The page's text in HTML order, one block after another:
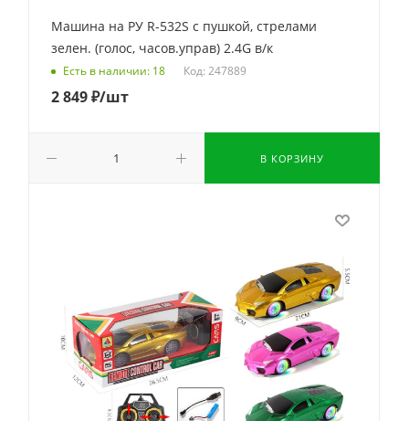
Машина на РУ R-532S с пушкой, стрелами
зелен. (голос, часов.управ) 2.4G в/к
Есть в наличии: 18 Код: 247889
2 849₽/шт
В КОРЗИНУ